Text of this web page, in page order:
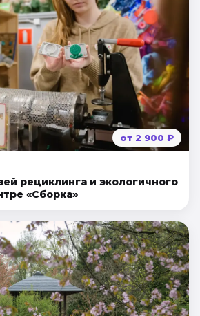
от 2 900 ₽
рециклинга и экологичного
«Сборка»